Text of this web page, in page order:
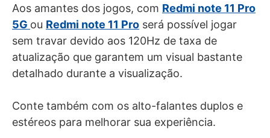
Aos amantes dos jogos, com Redmi note 11 Pro
5G ou Redmi note 11 Pro será possível jogar
sem travar devido aos 120Hz de taxa de
atualização que garantem um visual bastante
detalhado durante a visualização.
Conte também com os alto-falantes duplos e
estéreos para melhorar sua experiência.